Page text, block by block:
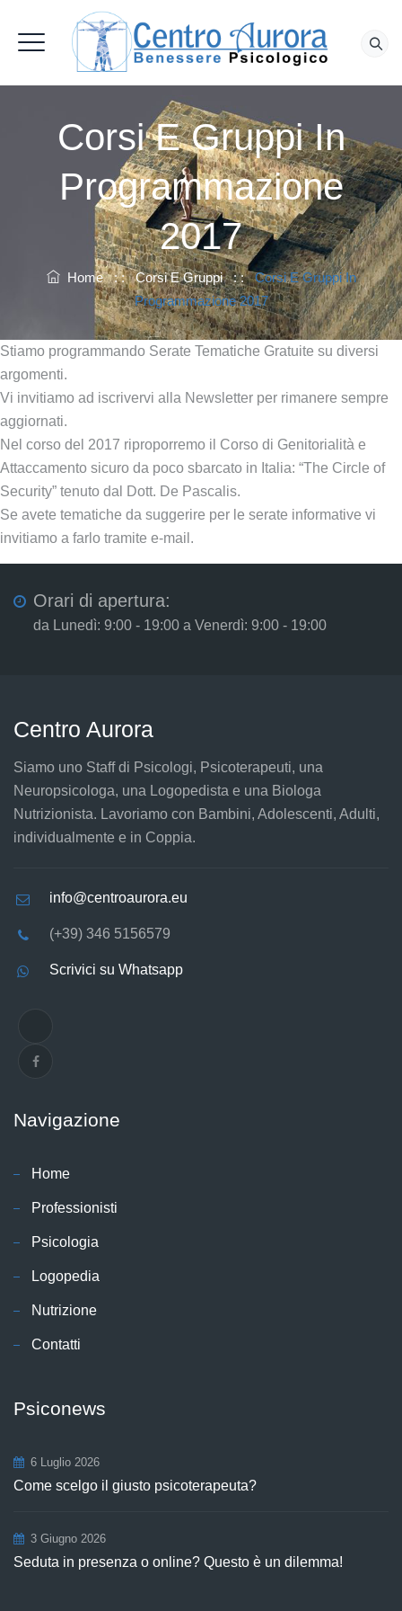
Corsi E Gruppi In
Programmazione
2017
Home: :Corsi E Gruppi: :Corsi E Gruppi In
Programmazione 2017
Stiamo programmando Serate Tematiche Gratuite su diversi
argomenti.
Vi invitiamo ad iscrivervi alla Newsletter per rimanere sempre
aggiornati.
Nel corso del 2017 riproporremo il Corso di Genitorialità e
Attaccamento sicuro da poco sbarcato in Italia: “The Circle of
Security” tenuto dal Dott. De Pascalis.
Se avete tematiche da suggerire per le serate informative vi
invitiamo a farlo tramite e-mail.
Orari di apertura:
da Lunedì: 9:00 - 19:00 a Venerdì: 9:00 - 19:00
Centro Aurora
Siamo uno Staff di Psicologi, Psicoterapeuti, una
Neuropsicologa, una Logopedista e una Biologa
Nutrizionista. Lavoriamo con Bambini, Adolescenti, Adulti,
individualmente e in Coppia.
info@centroaurora.eu
(+39) 346 5156579
Scrivici su Whatsapp
Navigazione
Home
Professionisti
Psicologia
Logopedia
Nutrizione
Contatti
Psiconews
6 Luglio 2026
Come scelgo il giusto psicoterapeuta?
3 Giugno 2026
Seduta in presenza o online? Questo è un dilemma!